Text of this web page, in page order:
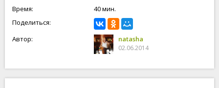
Время:
40 мин.
Поделиться:
Автор:
natasha
02.06.2014